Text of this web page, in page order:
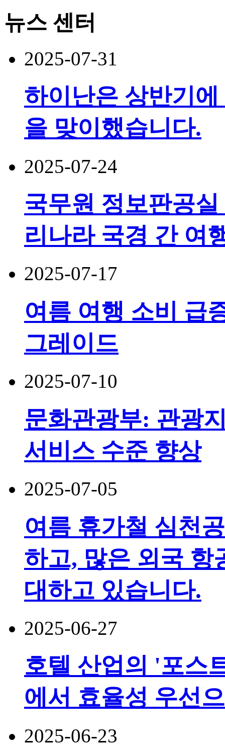
뉴스 센터
2025-07-31
하이난은 상반기에
을 맞이했습니다.
2025-07-24
국무원 정보판공
리나라 국경 간 여
2025-07-17
여름 여행 소비 급
그레이드
2025-07-10
문화관광부: 관광
서비스 수준 향상
2025-07-05
여름 휴가철 심천
하고, 많은 외국 항
대하고 있습니다.
2025-06-27
호텔 산업의 '포스
에서 효율성 우선
2025-06-23